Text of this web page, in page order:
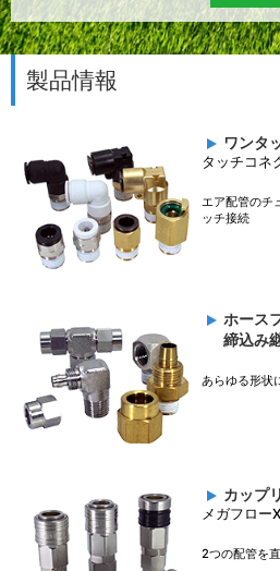
製品情報
ワンタ
タッチコネ
エア配管のチ
ッチ接続
ホース
締込み
あらゆる形状
カップ
メガフロー
2つの配管を